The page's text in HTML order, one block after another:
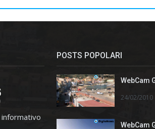
POSTS POPOLARI
WebCam
24/02/2010
WebCam